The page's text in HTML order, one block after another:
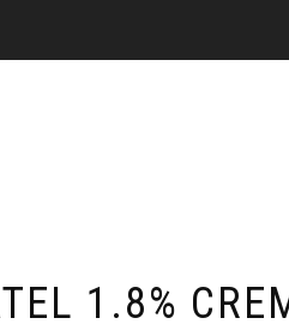
1.8%